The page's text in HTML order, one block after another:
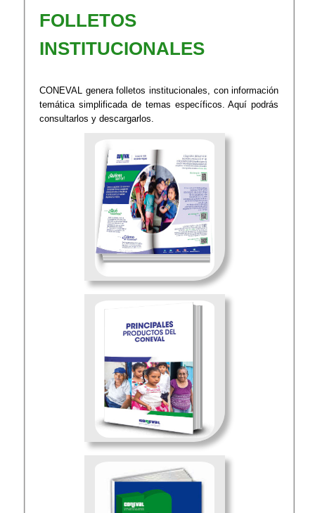
FOLLETOS
INSTITUCIONALES
CONEVAL genera folletos institucionales, con información
temática simplificada de temas específicos. Aquí podrás
consultarlos y descargarlos.​